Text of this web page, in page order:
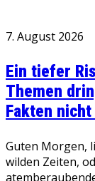
7. August 2026
Ein tiefer
Themen
Fakten
Guten Morgen,
wilden Zeiten,